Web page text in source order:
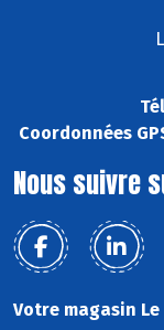
Coordonnées
Nous suivre
Votre magasin